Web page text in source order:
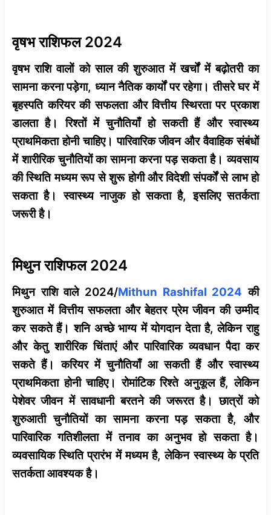
वृषभ राशिफल 2024
वृषभ राशि वालों को साल की शुरुआत में खर्चों में बढ़ोतरी का
सामना करना पड़ेगा, ध्यान नैतिक कार्यों पर रहेगा। तीसरे घर में
बृहस्पति करियर की सफलता और वित्तीय स्थिरता पर प्रकाश
डालता है। रिश्तों में चुनौतियाँ हो सकती हैं और स्वास्थ्य
प्राथमिकता होनी चाहिए। पारिवारिक जीवन और वैवाहिक संबंधों
में शारीरिक चुनौतियों का सामना करना पड़ सकता है। व्यवसाय
की स्थिति मध्यम रूप से शुरू होगी और विदेशी संपर्कों से लाभ हो
सकता है। स्वास्थ्य नाजुक हो सकता है, इसलिए सतर्कता
जरूरी है।
मिथुन राशिफल 2024
मिथुन राशि वाले 2024/Mithun Rashifal 2024 की
शुरुआत में वित्तीय सफलता और बेहतर प्रेम जीवन की उम्मीद
कर सकते हैं। शनि अच्छे भाग्य में योगदान देता है, लेकिन राहु
और केतु शारीरिक चिंताएं और पारिवारिक व्यवधान पैदा कर
सकते हैं। करियर में चुनौतियाँ आ सकती हैं और स्वास्थ्य
प्राथमिकता होनी चाहिए। रोमांटिक रिश्ते अनुकूल हैं, लेकिन
पेशेवर जीवन में सावधानी बरतने की जरूरत है। छात्रों को
शुरुआती चुनौतियों का सामना करना पड़ सकता है, और
पारिवारिक गतिशीलता में तनाव का अनुभव हो सकता है।
व्यवसायिक स्थिति प्रारंभ में मध्यम है, लेकिन स्वास्थ्य के प्रति
सतर्कता आवश्यक है।